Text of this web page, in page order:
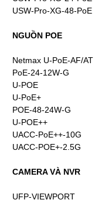
USW-Pro-XG-48-PoE
NGUỒN POE
Netmax U-PoE-AF/AT
PoE-24-12W-G
U-POE
U-PoE+
POE-48-24W-G
U-POE++
UACC-PoE++-10G
UACC-POE+-2.5G
CAMERA VÀ NVR
UFP-VIEWPORT